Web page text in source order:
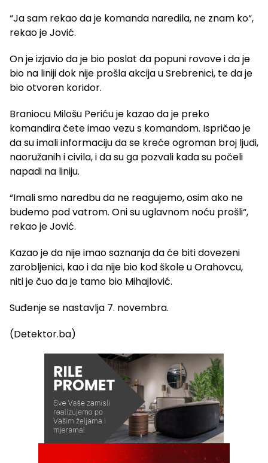
“Ja sam rekao da je komanda naredila, ne znam ko“,
rekao je Jović.
On je izjavio da je bio poslat da popuni rovove i da je
bio na liniji dok nije prošla akcija u Srebrenici, te da je
bio otvoren koridor.
Braniocu Milošu Periću je kazao da je preko
komandira čete imao vezu s komandom. Ispričao je
da su imali informaciju da se kreće ogroman broj ljudi,
naoružanih i civila, i da su ga pozvali kada su počeli
napadi na liniju.
“Imali smo naredbu da ne reagujemo, osim ako ne
budemo pod vatrom. Oni su uglavnom noću prošli“,
rekao je Jović.
Kazao je da nije imao saznanja da će biti dovezeni
zarobljenici, kao i da nije bio kod škole u Orahovcu,
niti je čuo da je tamo bio Mihajlović.
Suđenje se nastavlja 7. novembra.
(Detektor.ba)